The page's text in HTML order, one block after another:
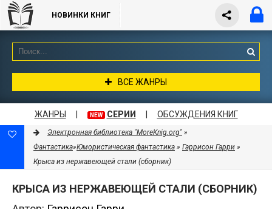
НОВИНКИ КНИГ
ВСЕ ЖАНРЫ
ЖАНРЫ NEW СЕРИИ ОБСУЖДЕНИЯ КНИГ
Электронная библиотека "MoreKnig.org" »
Фантастика»Юмористическая фантастика » Гаррисон Гарри »
Крыса из нержавеющей стали (сборник)
КРЫСА ИЗ НЕРЖАВЕЮЩЕЙ СТАЛИ (СБОРНИК)